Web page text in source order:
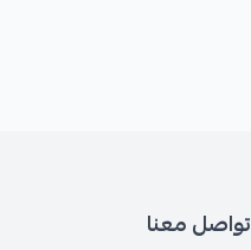
تواصل معنا